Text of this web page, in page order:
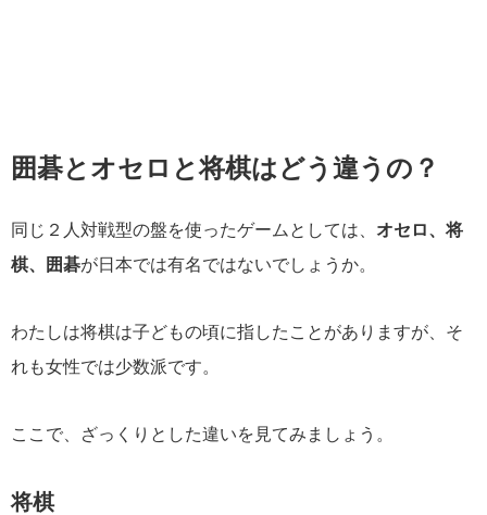
囲碁とオセロと将棋はどう違うの？
同じ２人対戦型の盤を使ったゲームとしては、 オセロ、将
棋、囲碁が日本では有名ではないでしょうか。
わたしは将棋は子どもの頃に指したことがありますが、そ
れも女性では少数派です。
ここで、ざっくりとした違いを見てみましょう。
将棋